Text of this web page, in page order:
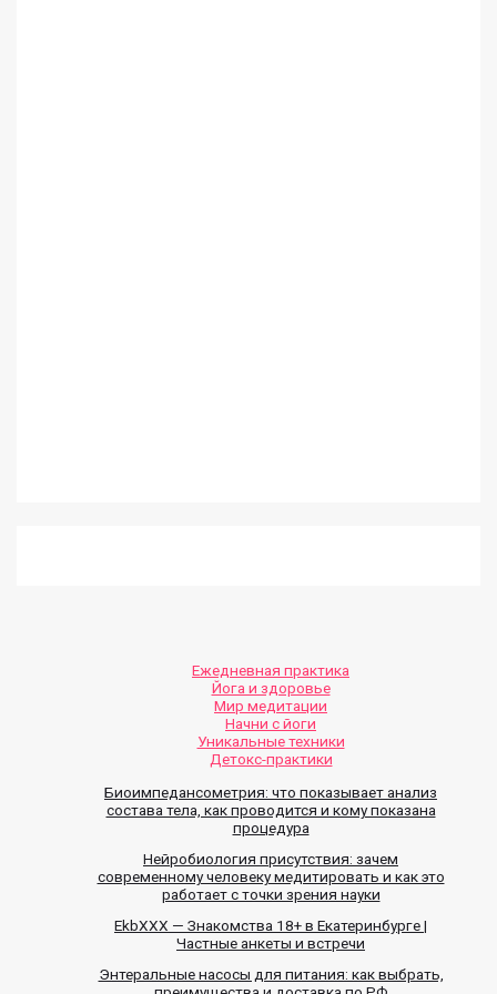
Ежедневная практика
Йога и здоровье
Мир медитации
Начни с йоги
Уникальные техники
Детокс-практики
Биоимпедансометрия: что показывает анализ
состава тела, как проводится и кому показана
процедура
Нейробиология присутствия: зачем
современному человеку медитировать и как это
работает с точки зрения науки
EkbXXX — Знакомства 18+ в Екатеринбурге |
Частные анкеты и встречи
Энтеральные насосы для питания: как выбрать,